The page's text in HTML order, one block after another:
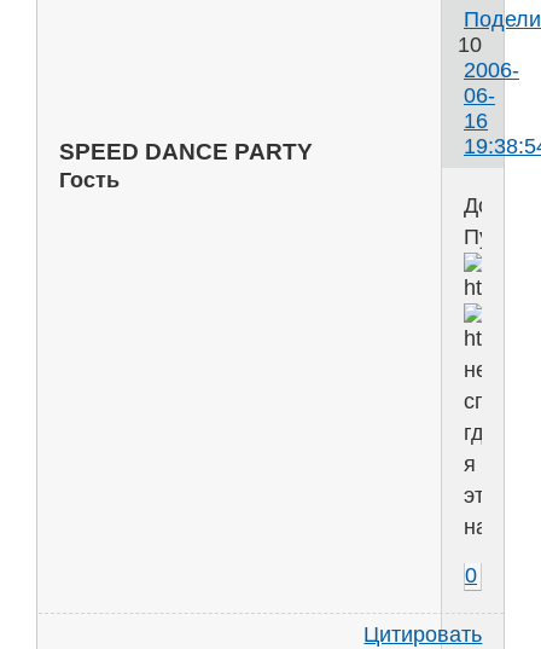
10
2006-
06-
16
SPEED DANCE PARTY
Гость
Дочери
Путина
не
где
я
это
нашел
0
Цитировать